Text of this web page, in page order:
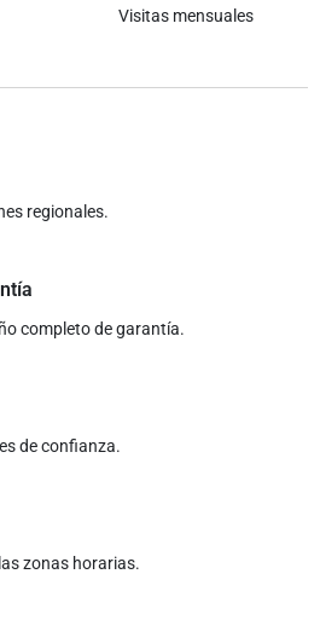
Visitas mensuales
regionales.
completo de garantía.
de confianza.
zonas horarias.